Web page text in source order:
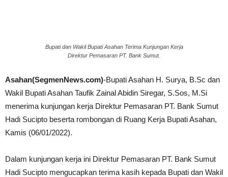
Bupati dan Wakil Bupati Asahan Terima Kunjungan Kerja
Direktur Pemasaran PT. Bank Sumut.
Asahan(SegmenNews.com)-Bupati Asahan H. Surya, B.Sc dan
Wakil Bupati Asahan Taufik Zainal Abidin Siregar, S.Sos, M.Si
menerima kunjungan kerja Direktur Pemasaran PT. Bank Sumut
Hadi Sucipto beserta rombongan di Ruang Kerja Bupati Asahan,
Kamis (06/01/2022).
Dalam kunjungan kerja ini Direktur Pemasaran PT. Bank Sumut
Hadi Sucipto mengucapkan terima kasih kepada Bupati dan Wakil